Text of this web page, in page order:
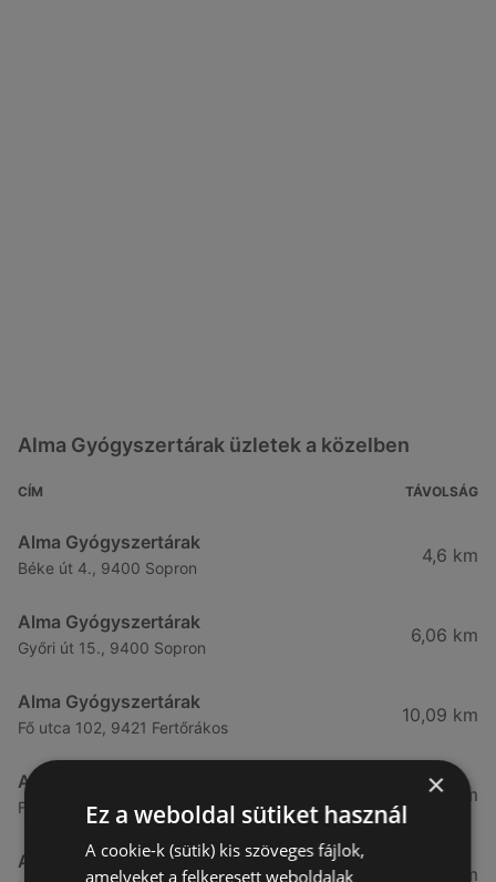
Alma Gyógyszertárak üzletek a közelben
CÍM TÁVOLSÁG
Alma Gyógyszertárak
Béke út 4., 9400 Sopron
4,6 km
Alma Gyógyszertárak
Győri út 15., 9400 Sopron
6,06 km
Alma Gyógyszertárak
Fő utca 102, 9421 Fertőrákos
10,09 km
Alma Gyógyszertárak
Fő Utca 102., 9421 Sopron
10,27 km
Alma Gyógyszertárak
21,83 km
×
Ez a weboldal sütiket használ
A cookie-k (sütik) kis szöveges fájlok,
amelyeket a felkeresett weboldalak